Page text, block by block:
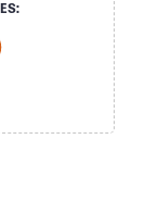
MediaMedia
Social Media
Tiktok Social